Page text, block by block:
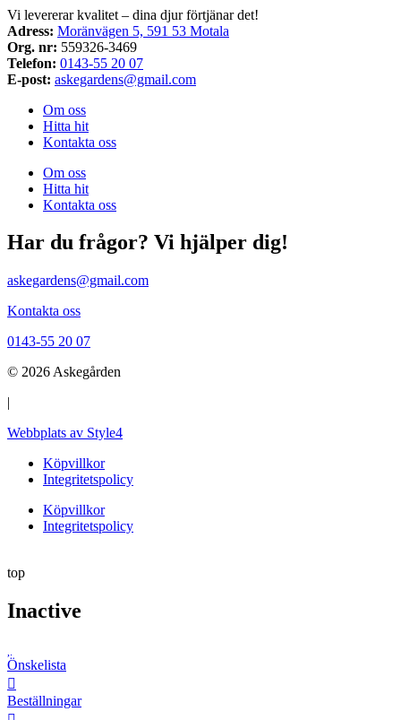
Vi levererar kvalitet – dina djur förtjänar det!
Adress: Moränvägen 5, 591 53 Motala
Org. nr: 559326-3469
Telefon: 0143-55 20 07
E-post: askegardens@gmail.com
Om oss
Hitta hit
Kontakta oss
Om oss
Hitta hit
Kontakta oss
Har du frågor? Vi hjälper dig!
askegardens@gmail.com
Kontakta oss
0143-55 20 07
© 2026 Askegården
|
Webbplats av Style4
Köpvillkor
Integritetspolicy
Köpvillkor
Integritetspolicy
top
Inactive
Önskelista
Beställningar